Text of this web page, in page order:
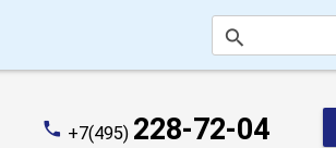
search
phone +7(495) 228-72-04